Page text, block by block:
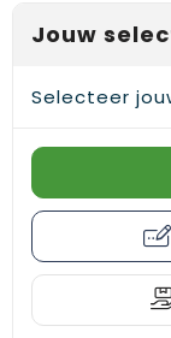
Toilettassen
Trolleys
Yoga en
Jouw
Selecteer